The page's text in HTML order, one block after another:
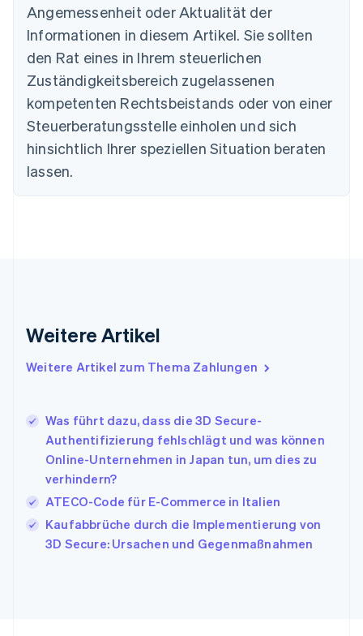
Angemessenheit oder Aktualität der
Informationen in diesem Artikel. Sie sollten
den Rat eines in Ihrem steuerlichen
Zuständigkeitsbereich zugelassenen
kompetenten Rechtsbeistands oder von einer
Steuerberatungsstelle einholen und sich
hinsichtlich Ihrer speziellen Situation beraten
lassen.
Weitere Artikel
Weitere Artikel zum Thema Zahlungen
Was führt dazu, dass die 3D Secure-
Authentifizierung fehlschlägt und was können
Online-Unternehmen in Japan tun, um dies zu
verhindern?
ATECO-Code für E-Commerce in Italien
Kaufabbrüche durch die Implementierung von
3D Secure: Ursachen und Gegenmaßnahmen
English
Dänemark
English
Deutschland
Deutsch English
Estland
Festlandchina
简体中文English
English
Frankreich
Irland
Italien
日本語 English
Kanada
EnglishFrançais
Kroatien
EnglishItaliano
Lettland
Liechtenstein
DeutschEnglish